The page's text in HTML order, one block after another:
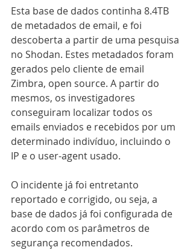
Esta base de dados continha 8.4TB
de metadados de email, e foi
descoberta a partir de uma pesquisa
no Shodan. Estes metadados foram
gerados pelo cliente de email
Zimbra, open source. A partir do
mesmos, os investigadores
conseguiram localizar todos os
emails enviados e recebidos por um
determinado indivíduo, incluindo o
IP e o user-agent usado.
O incidente já foi entretanto
reportado e corrigido, ou seja, a
base de dados já foi configurada de
acordo com os parâmetros de
segurança recomendados.